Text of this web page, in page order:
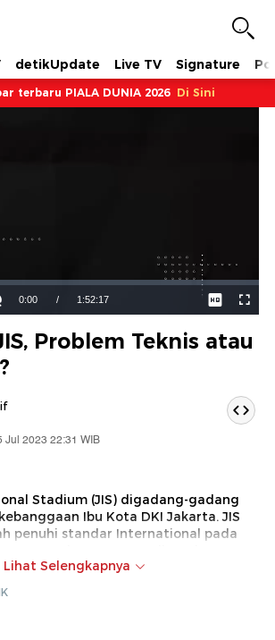
detikUpdate Live TV Signature
terbaru PIALA DUNIA 2026 Di Sini
Waktu
0:00 / Durasi
1:52:17
Problem Teknis atau
Jul 2023 22:31 WIB
Stadium (JIS) digadang-gadang
Ibu Kota DKI Jakarta. JIS
penuhi standar International pada
FIFA untuk Piala Dunia U-17.
Lihat Selengkapnya